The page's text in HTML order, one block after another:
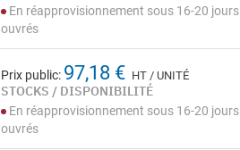
En réapprovisionnement sous 16-20 jours
ouvrés
Prix public: 97,18 € HT / UNITÉ
STOCKS / DISPONIBILITÉ
En réapprovisionnement sous 16-20 jours
ouvrés